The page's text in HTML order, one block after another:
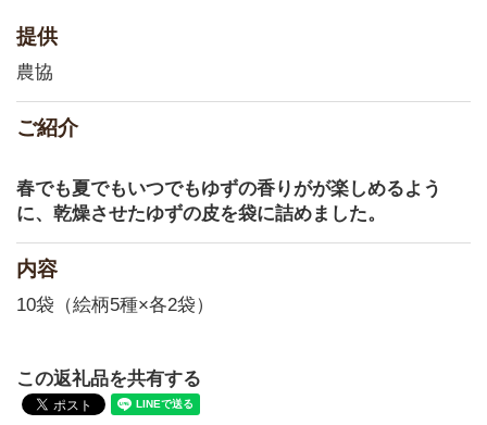
提供
農協
ご紹介
春でも夏でもいつでもゆずの香りがが楽しめるよう
に、乾燥させたゆずの皮を袋に詰めました。
内容
10袋（絵柄5種×各2袋）
この返礼品を共有する